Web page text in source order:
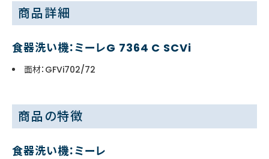
商品詳細
食器洗い機：ミーレG 7364 C SCVi
面材：GFVi702/72
商品の特徴
食器洗い機：ミーレ